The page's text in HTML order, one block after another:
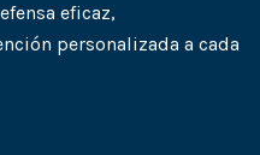
eficaz,
personalizada a cada